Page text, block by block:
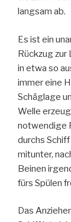
langsam ab.
Es ist ein
Rückzug
in etwa so
immer eine
Schäglage
Welle
notwendige
durchs
mitunter,
Beinen
fürs Spülen
Das